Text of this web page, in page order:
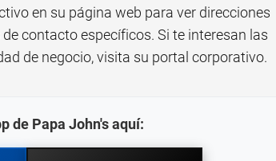
en su página web para ver direcciones
contacto específicos. Si te interesan las
de negocio, visita su portal corporativo.
de Papa John's aquí: